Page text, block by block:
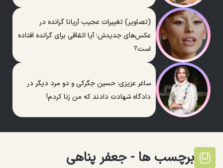
(تصاویر) تغییرات عجیب آریانا گرانده در
عکس‌های جدیدش؛ آیا اتفاقی برای گرانده افتاده
است؟
ساغر عزیزی: حسین جگرکی و دو مرد دیگر در
دادگاه شهادت دادند که من زنا کردم!
برچسب ها -جعفر پناهی